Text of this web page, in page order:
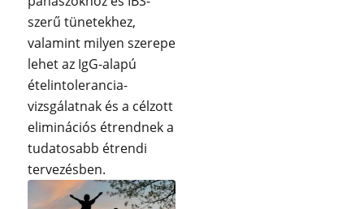
szerű tünetekhez,
valamint milyen szerepe
lehet az IgG-alapú
ételintolerancia-
vizsgálatnak és a célzott
eliminációs étrendnek a
tudatosabb étrendi
tervezésben.